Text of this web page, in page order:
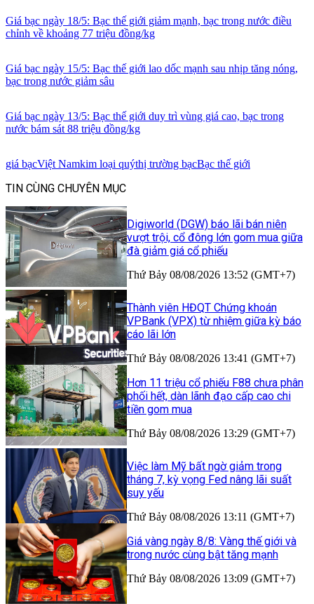
Giá bạc ngày 18/5: Bạc thế giới giảm mạnh, bạc trong nước điều
chỉnh về khoảng 77 triệu đồng/kg
Giá bạc ngày 15/5: Bạc thế giới lao dốc mạnh sau nhịp tăng nóng,
bạc trong nước giảm sâu
Giá bạc ngày 13/5: Bạc thế giới duy trì vùng giá cao, bạc trong
nước bám sát 88 triệu đồng/kg
giá bạcViệt Namkim loại quýthị trường bạcBạc thế giới
TIN CÙNG CHUYÊN MỤC
Digiworld (DGW) báo lãi bán niên
vượt trội, cổ đông lớn gom mua giữa
đà giảm giá cổ phiếu
Thứ Bảy 08/08/2026 13:52 (GMT+7)
Thành viên HĐQT Chứng khoán
VPBank (VPX) từ nhiệm giữa kỳ báo
cáo lãi lớn
Thứ Bảy 08/08/2026 13:41 (GMT+7)
Hơn 11 triệu cổ phiếu F88 chưa phân
phối hết, dàn lãnh đạo cấp cao chi
tiền gom mua
Thứ Bảy 08/08/2026 13:29 (GMT+7)
Việc làm Mỹ bất ngờ giảm trong
tháng 7, kỳ vọng Fed nâng lãi suất
suy yếu
Thứ Bảy 08/08/2026 13:11 (GMT+7)
Giá vàng ngày 8/8: Vàng thế giới và
trong nước cùng bật tăng mạnh
Thứ Bảy 08/08/2026 13:09 (GMT+7)